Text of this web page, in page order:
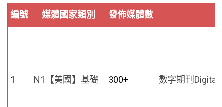
編號 媒體國家類別 發佈媒體數
1 N1【美國】基礎 300+ 數字期刊